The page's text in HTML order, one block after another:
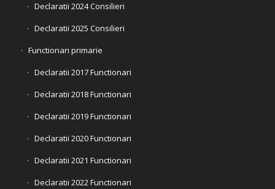
Declaratii 2024 Consilieri
Declaratii 2025 Consilieri
Functionari primarie
Declaratii 2017 Functionari
Declaratii 2018 Functionari
Declaratii 2019 Functionari
Declaratii 2020 Functionari
Declaratii 2021 Functionari
Declaratii 2022 Functionari